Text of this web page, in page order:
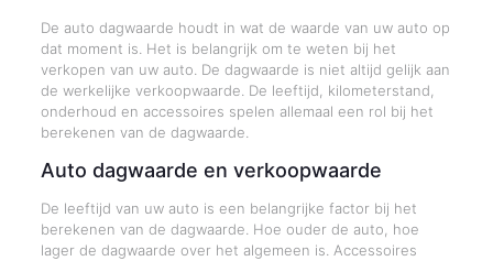
De auto dagwaarde houdt in wat de waarde van uw auto op
dat moment is. Het is belangrijk om te weten bij het
verkopen van uw auto. De dagwaarde is niet altijd gelijk aan
de werkelijke verkoopwaarde. De leeftijd, kilometerstand,
onderhoud en accessoires spelen allemaal een rol bij het
berekenen van de dagwaarde.
Auto dagwaarde en verkoopwaarde
De leeftijd van uw auto is een belangrijke factor bij het
berekenen van de dagwaarde. Hoe ouder de auto, hoe
lager de dagwaarde over het algemeen is. Accessoires